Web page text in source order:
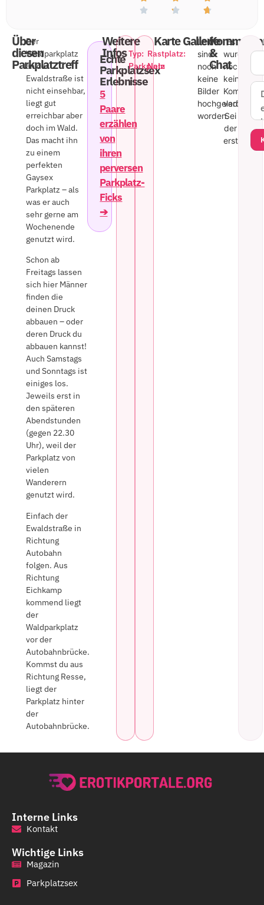
Über
diesen
Parkplatztreff
Der
Waldparkplatz
an der
Ewaldstraße ist
nicht einsehbar,
liegt gut
erreichbar aber
doch im Wald.
Das macht ihn
zu einem
perfekten
Gaysex
Parkplatz – als
was er auch
sehr gerne am
Wochenende
genutzt wird.
Schon ab
Freitags lassen
sich hier Männer
finden die
deinen Druck
abbauen – oder
deren Druck du
abbauen kannst!
Auch Samstags
und Sonntags ist
einiges los.
Jeweils erst in
den späteren
Abendstunden
(gegen 22.30
Uhr), weil der
Parkplatz von
vielen
Wanderern
genutzt wird.
Einfach der
Ewaldstraße in
Richtung
Autobahn
folgen. Aus
Richtung
Eichkamp
kommend liegt
der
Waldparkplatz
vor der
Autobahnbrücke.
Kommst du aus
Richtung Resse,
liegt der
Parkplatz hinter
der
Autobahnbrücke.
Echte
Parkplatzsex
Erlebnisse
5
Paare
erzählen
von
ihren
perversen
Parkplatz-
Ficks
➔
Weitere
Infos Typ:
Parkplatz
Rastplatz:
Nein
KarteGallerie
Leider
sind
noch
keine
Bilder
hochgeladen
worden.
&
Chat
Es
wurde
noch
kein
Sei
der
erste!
Interne Links
Kontakt
Wichtige Links
Magazin
Parkplatzsex